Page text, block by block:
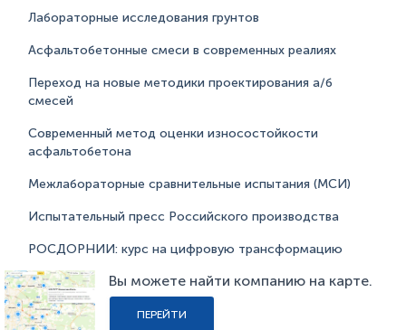
Лабораторные исследования грунтов
Асфальтобетонные смеси в современных реалиях
Переход на новые методики проектирования а/б
смесей
Современный метод оценки износостойкости
асфальтобетона
Межлабораторные сравнительные испытания (МСИ)
Испытательный пресс Российского производства
РОСДОРНИИ: курс на цифровую трансформацию
Вы можете найти компанию на карте.
ПЕРЕЙТИ